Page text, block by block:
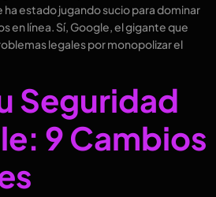
estado jugando sucio para dominar
en línea. Sí, Google, el gigante que
legales por monopolizar el
Seguridad
9 Cambios